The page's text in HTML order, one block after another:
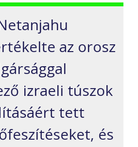
az orosz
izraeli túszok
tett
és